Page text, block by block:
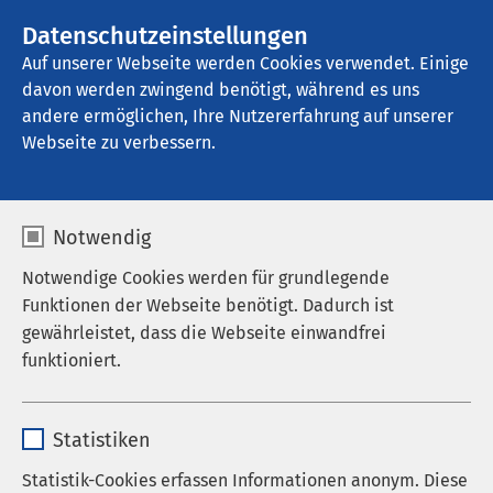
Datenschutzeinstellungen
Auf unserer Webseite werden Cookies verwendet. Einige
davon werden zwingend benötigt, während es uns
andere ermöglichen, Ihre Nutzererfahrung auf unserer
Webseite zu verbessern.
Notwendig
Notwendige Cookies werden für grundlegende
Funktionen der Webseite benötigt. Dadurch ist
gewährleistet, dass die Webseite einwandfrei
funktioniert.
Anbieter sgalinski
Statistiken
Statistik-Cookies erfassen Informationen anonym. Diese
AMEOS Privatklinikum Bad Aussee
Unsere
Behandlungsfelder auf
einen Blick